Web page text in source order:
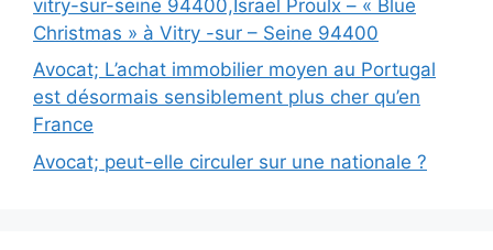
vitry-sur-seine 94400,Israel Proulx – « Blue
Christmas » à Vitry -sur – Seine 94400
Avocat; L’achat immobilier moyen au Portugal
est désormais sensiblement plus cher qu’en
France
Avocat; peut-elle circuler sur une nationale ?